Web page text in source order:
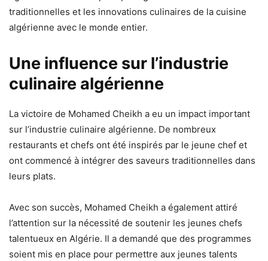
traditionnelles et les innovations culinaires de la cuisine
algérienne avec le monde entier.
Une influence sur l’industrie
culinaire algérienne
La victoire de Mohamed Cheikh a eu un impact important
sur l’industrie culinaire algérienne. De nombreux
restaurants et chefs ont été inspirés par le jeune chef et
ont commencé à intégrer des saveurs traditionnelles dans
leurs plats.
Avec son succès, Mohamed Cheikh a également attiré
l’attention sur la nécessité de soutenir les jeunes chefs
talentueux en Algérie. Il a demandé que des programmes
soient mis en place pour permettre aux jeunes talents